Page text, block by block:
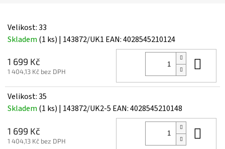
Velikost: 33
Skladem (1 ks) | 143872/UK1 EAN:4028545210124
1 699 Kč
1 404,13 Kč bez DPH
Velikost: 35
Skladem (1 ks) | 143872/UK2-5 EAN:4028545210148
1 699 Kč
1 404,13 Kč bez DPH